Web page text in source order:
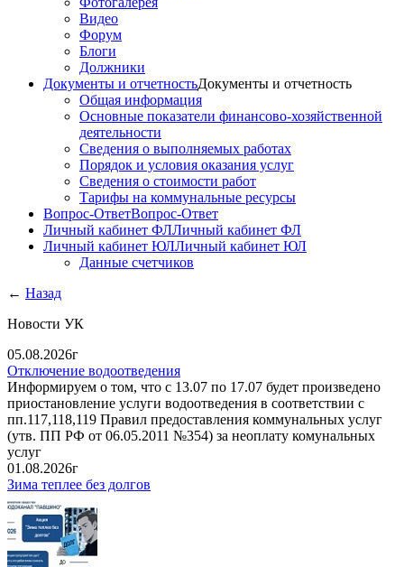
Видео
Форум
Блоги
Должники
Документы и отчетностьДокументы и отчетность
Общая информация
Основные показатели финансово-хозяйственной
деятельности
Сведения о выполняемых работах
Порядок и условия оказания услуг
Сведения о стоимости работ
Тарифы на коммунальные ресурсы
Вопрос-ОтветВопрос-Ответ
Личный кабинет ФЛЛичный кабинет ФЛ
Личный кабинет ЮЛЛичный кабинет ЮЛ
Данные счетчиков
← Назад
Новости УК
05.08.2026г
Отключение водоотведения
Информируем о том, что с 13.07 по 17.07 будет произведено
приостановление услуги водоотведения в соответствии с
пп.117,118,119 Правил предоставления коммунальных услуг
(утв. ПП РФ от 06.05.2011 №354) за неоплату комунальных
услуг
01.08.2026г
Зима теплее без долгов